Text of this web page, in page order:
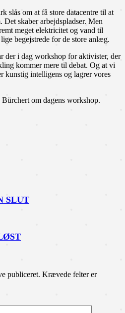
slås om at få store datacentre til at
Det skaber arbejdspladser. Men
meget elektricitet og vand til
begejstrede for de store anlæg.
der i dag workshop for aktivister, der
kommer mere til debat. Og at vi
kunstig intelligens og lagrer vores
om dagens workshop.
SLUT
publiceret. Krævede felter er